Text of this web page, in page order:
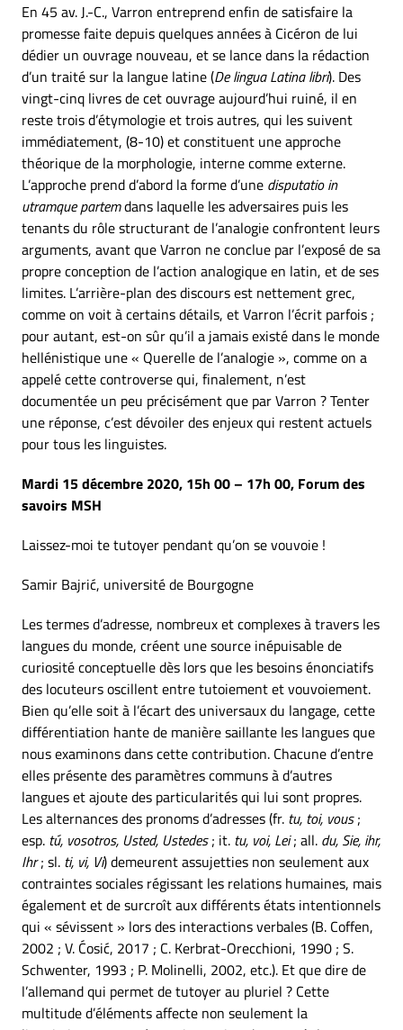
En 45 av. J.-C., Varron entreprend enfin de satisfaire la
promesse faite depuis quelques années à Cicéron de lui
dédier un ouvrage nouveau, et se lance dans la rédaction
d’un traité sur la langue latine (De lingua Latina libri). Des
vingt-cinq livres de cet ouvrage aujourd’hui ruiné, il en
reste trois d’étymologie et trois autres, qui les suivent
immédiatement, (8-10) et constituent une approche
théorique de la morphologie, interne comme externe.
L’approche prend d’abord la forme d’une disputatio in
utramque partemdans laquelle les adversaires puis les
tenants du rôle structurant de l’analogie confrontent leurs
arguments, avant que Varron ne conclue par l’exposé de sa
propre conception de l’action analogique en latin, et de ses
limites. L’arrière-plan des discours est nettement grec,
comme on voit à certains détails, et Varron l’écrit parfois ;
pour autant, est-on sûr qu’il a jamais existé dans le monde
hellénistique une « Querelle de l’analogie », comme on a
appelé cette controverse qui, finalement, n’est
documentée un peu précisément que par Varron ? Tenter
une réponse, c’est dévoiler des enjeux qui restent actuels
pour tous les linguistes.
Mardi 15 décembre 2020, 15h 00 – 17h 00, Forum des
savoirs MSH
Laissez-moi te tutoyer pendant qu’on se vouvoie !
Samir Bajrić, université de Bourgogne
Les termes d’adresse, nombreux et complexes à travers les
langues du monde, créent une source inépuisable de
curiosité conceptuelle dès lors que les besoins énonciatifs
des locuteurs oscillent entre tutoiement et vouvoiement.
Bien qu’elle soit à l’écart des universaux du langage, cette
différentiation hante de manière saillante les langues que
nous examinons dans cette contribution. Chacune d’entre
elles présente des paramètres communs à d’autres
langues et ajoute des particularités qui lui sont propres.
Les alternances des pronoms d’adresses (fr. tu, toi, vous;
esp. tú, vosotros, Usted, Ustedes; it. tu, voi, Lei ; all. du, Sie, ihr,
Ihr; sl. ti, vi, Vi) demeurent assujetties non seulement aux
contraintes sociales régissant les relations humaines, mais
également et de surcroît aux différents états intentionnels
qui « sévissent » lors des interactions verbales (B. Coffen,
2002 ; V. Ćosić, 2017 ; C. Kerbrat-Orecchioni, 1990 ; S.
Schwenter, 1993 ; P. Molinelli, 2002, etc.). Et que dire de
l’allemand qui permet de tutoyer au pluriel ? Cette
multitude d’éléments affecte non seulement la